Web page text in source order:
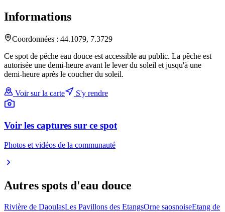
Informations
Coordonnées : 44.1079, 7.3729
Ce spot de pêche eau douce est accessible au public. La pêche est
autorisée une demi-heure avant le lever du soleil et jusqu'à une
demi-heure après le coucher du soleil.
Voir sur la carte S'y rendre
Voir les captures sur ce spot
Photos et vidéos de la communauté
Autres spots d'eau douce
Rivière de DaoulasLes Pavillons des EtangsOrne saosnoiseEtang de